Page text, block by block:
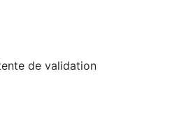
de validation